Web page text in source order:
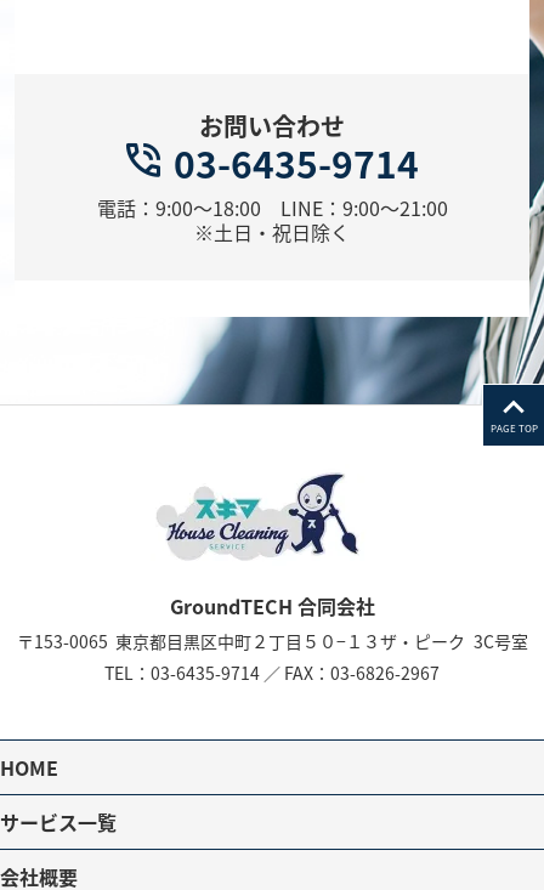
お問い合わせ
03-6435-9714
電話：9:00～18:00 LINE：9:00～21:00
※土日・祝日除く
PAGE TOP
GroundTECH 合同会社
〒153-0065 東京都目黒区中町２丁目５０−１３ザ・ピーク 3C号室
TEL： 03-6435-9714 ／ FAX：03-6826-2967
HOME
サービス一覧
会社概要